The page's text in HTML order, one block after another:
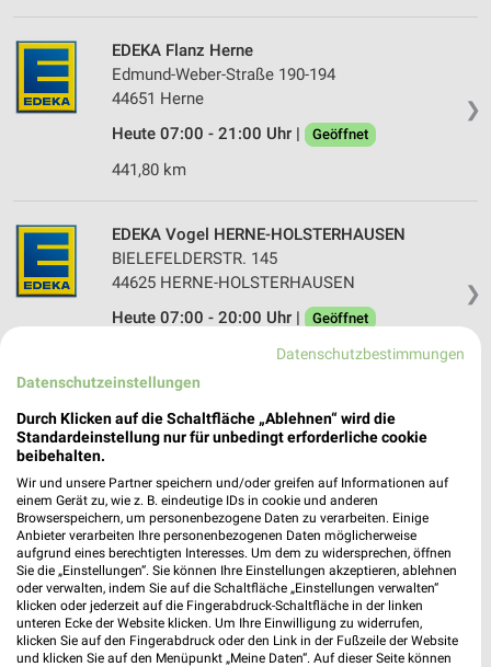
❯
EDEKA Flanz Herne
Edmund-Weber-Straße 190-194
44651 Herne
Heute 07:00 - 21:00 Uhr |
Geöffnet
441,80 km
❯
EDEKA Vogel HERNE-HOLSTERHAUSEN
BIELEFELDERSTR. 145
44625 HERNE-HOLSTERHAUSEN
Heute 07:00 - 20:00 Uhr |
Geöffnet
EDEKA Driller Herne
Bebelstraße 4
Heute 07:00 - 21:00 Uhr | Geöffnet
436,70 km
EDEKA Edeka Urbich Herne-Sodingen
Mont-Cenis-Straße 267
44627 Herne-Sodingen
Datenschutzbestimmungen
Datenschutzeinstellungen
Durch Klicken auf die Schaltfläche „Ablehnen“ wird die
Standardeinstellung nur für unbedingt erforderliche cookie
beibehalten.
Wir und unsere Partner speichern und/oder greifen auf Informationen auf
einem Gerät zu, wie z. B. eindeutige IDs in cookie und anderen
Browserspeichern, um personenbezogene Daten zu verarbeiten. Einige
Anbieter verarbeiten Ihre personenbezogenen Daten möglicherweise
aufgrund eines berechtigten Interesses. Um dem zu widersprechen, öffnen
Sie die „Einstellungen“. Sie können Ihre Einstellungen akzeptieren, ablehnen
oder verwalten, indem Sie auf die Schaltfläche „Einstellungen verwalten“
klicken oder jederzeit auf die Fingerabdruck-Schaltfläche in der linken
unteren Ecke der Website klicken. Um Ihre Einwilligung zu widerrufen,
klicken Sie auf den Fingerabdruck oder den Link in der Fußzeile der Website
und klicken Sie auf den Menüpunkt „Meine Daten“. Auf dieser Seite können